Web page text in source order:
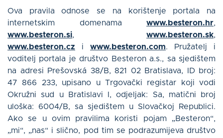
O nama
Blog
Upute
Cjenik
Platni pristupnik
Ova pravila odnose se na korištenje portala na
internetskim domenama www.besteron.hr,
www.besteron.si, www.besteron.sk,
www.besteron.cz i www.besteron.com. Pružatelj i
voditelj portala je društvo Besteron a.s., sa sjedištem
na adresi Prešovská 38/B, 821 02 Bratislava, ID broj:
47 866 233, upisano u Trgovački registar koji vodi
Okružni sud u Bratislavi I, odjeljak: Sa, matični broj
uloška: 6004/B, sa sjedištem u Slovačkoj Republici.
Ako se u ovim pravilima koristi pojam „Besteron“,
„mi“, „nas“ i slično, pod tim se podrazumijeva društvo